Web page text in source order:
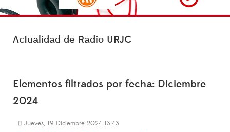
Actualidad de Radio URJC
Elementos filtrados por fecha: Diciembre
2024
Jueves, 19 Diciembre 2024 13:43